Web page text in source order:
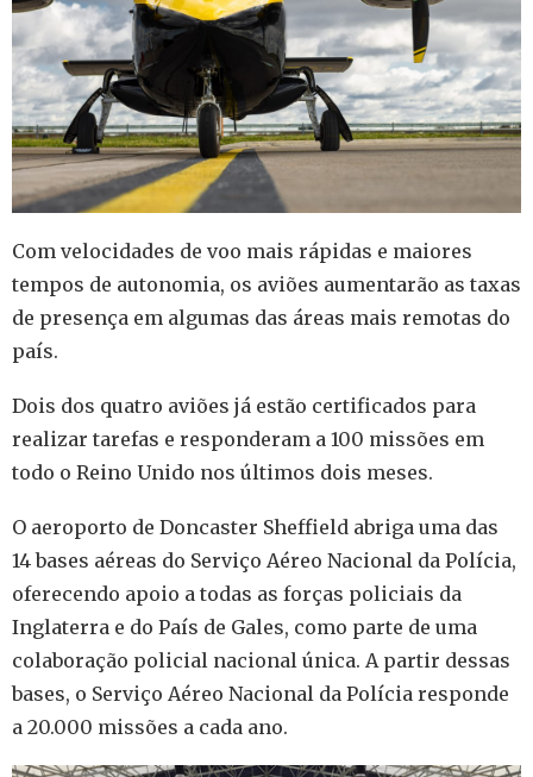
Com velocidades de voo mais rápidas e maiores
tempos de autonomia, os aviões aumentarão as taxas
de presença em algumas das áreas mais remotas do
país.
Dois dos quatro aviões já estão certificados para
realizar tarefas e responderam a 100 missões em
todo o Reino Unido nos últimos dois meses.
O aeroporto de Doncaster Sheffield abriga uma das
14 bases aéreas do Serviço Aéreo Nacional da Polícia,
oferecendo apoio a todas as forças policiais da
Inglaterra e do País de Gales, como parte de uma
colaboração policial nacional única. A partir dessas
bases, o Serviço Aéreo Nacional da Polícia responde
a 20.000 missões a cada ano.